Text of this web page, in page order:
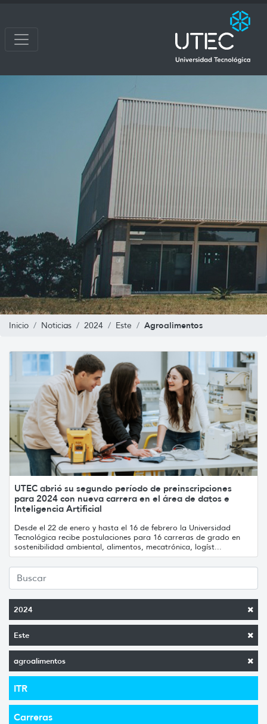
Inicio Noticias 2024 Este Agroalimentos
2024
Este
agroalimentos
ITR
Carreras
UTEC abrió su segundo período de preinscripciones
para 2024 con nueva carrera en el área de datos e
Inteligencia Artificial
Desde el 22 de enero y hasta el 16 de febrero la Universidad
Tecnológica recibe postulaciones para 16 carreras de grado en
sostenibilidad ambiental, alimentos, mecatrónica, logíst...